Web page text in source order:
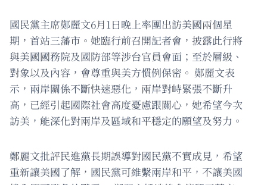
國民黨主席鄭麗文6月1日晚上率團出訪美國兩個星
期，首站三藩市。她臨行前召開記者會，披露此行將
與美國國務院及國防部等涉台官員會面；至於層級、
對象以及內容，會尊重與美方慣例保密。 鄭麗文表
示，兩岸關係不斷快速惡化，兩岸對峙緊張不斷升
高，已經引起國際社會高度憂慮跟關心，她希望今次
訪美，能深化對兩岸及區域和平穩定的願望及努力。
鄭麗文批評民進黨長期誤導對國民黨不實成見，希望
重新讓美國了解，國民黨可維繫兩岸和平，不讓美國